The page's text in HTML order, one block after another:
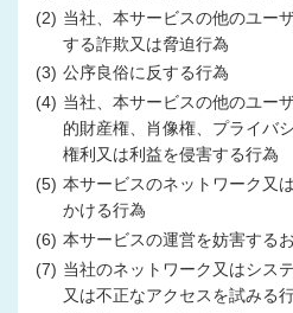
(2) 当社、本サービスの他のユー
する詐欺又は脅迫行為
(3) 公序良俗に反する行為
(4) 当社、本サービスの他のユー
的財産権、肖像権、プライバ
権利又は利益を侵害する行為
(5) 本サービスのネットワーク又
かける行為
(6) 本サービスの運営を妨害する
(7) 当社のネットワーク又はシス
又は不正なアクセスを試みる